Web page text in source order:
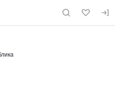
сайту meatinfo.ru
о компании